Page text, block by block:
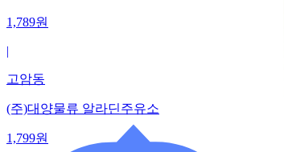
1,789원
|
고암동
(주)대양물류 알라딘주유소
1,799원